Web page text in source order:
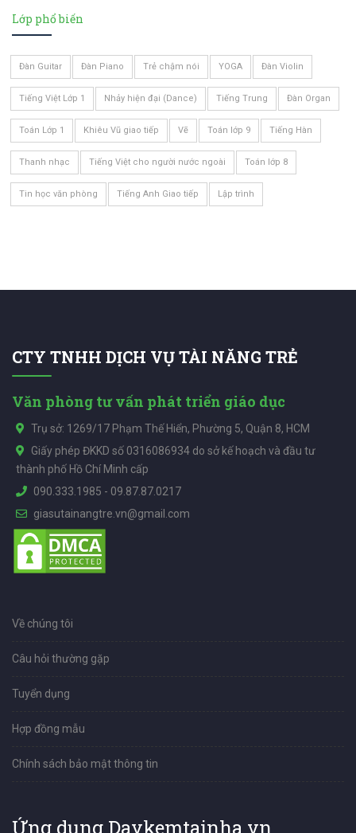
Lớp phổ biến
Đàn Guitar Đàn Piano Trẻ chậm nói YOGA Đàn Violin
Tiếng Việt Lớp 1 Nhảy hiện đại (Dance) Tiếng Trung Đàn Organ
Toán Lớp 1 Khiêu Vũ giao tiếp Vẽ Toán lớp 9 Tiếng Hàn
Thanh nhạc Tiếng Việt cho người nước ngoài Toán lớp 8
Tin học văn phòng Tiếng Anh Giao tiếp Lập trình
CTY TNHH DỊCH VỤ TÀI NĂNG TRẺ
Văn phòng tư vấn phát triển giáo dục
Trụ sở: 1269/17 Phạm Thế Hiển, Phường 5, Quận 8, HCM
Giấy phép ĐKKD số 0316086934 do sở kế hoạch và đầu tư
thành phố Hồ Chí Minh cấp
090.333.1985 - 09.87.87.0217
giasutainangtre.vn@gmail.com
Về chúng tôi
Câu hỏi thường gặp
Tuyển dụng
Hợp đồng mẫu
Chính sách bảo mật thông tin
Ứng dụng Daykemtainha.vn